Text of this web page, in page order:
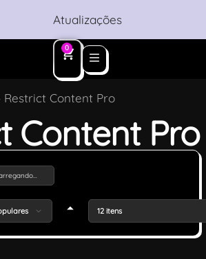
Atualizações
0
Restrict Content Pro
Content Pro
12 itens